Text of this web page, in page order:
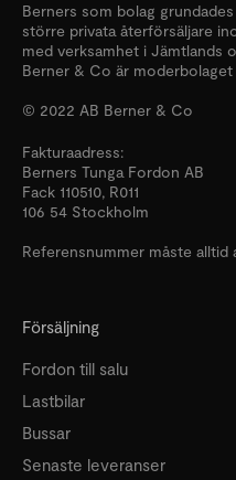
Berners som bolag
större privata återförsäljare
med verksamhet i Jämtlands
Berner & Co är moderbolaget
© 2022 AB Berner & Co
Fakturaadress:
Berners Tunga Fordon AB
Fack 110510, R011
106 54 Stockholm
Referensnummer måste alltid
Försäljning
Fordon till salu
Lastbilar
Bussar
Senaste leveranser